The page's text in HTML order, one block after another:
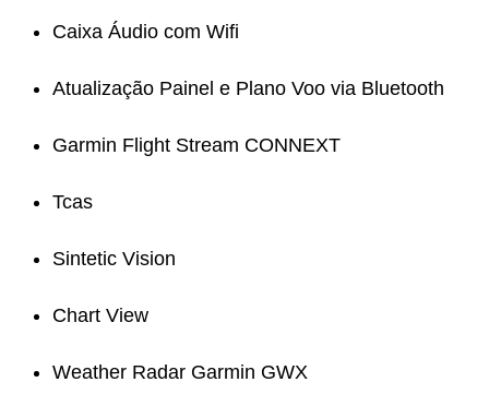
Caixa Áudio com Wifi
Atualização Painel e Plano Voo via Bluetooth
Garmin Flight Stream CONNEXT
Tcas
Sintetic Vision
Chart View
Weather Radar Garmin GWX